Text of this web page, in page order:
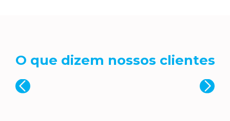
O que dizem nossos clientes